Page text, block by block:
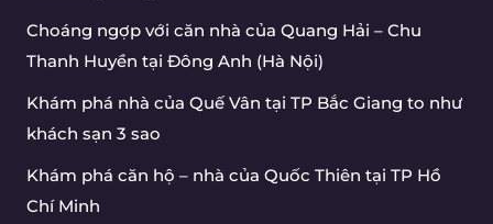
Choáng ngợp với căn nhà của Quang Hải – Chu
Thanh Huyền tại Đông Anh (Hà Nội)
Khám phá nhà của Quế Vân tại TP Bắc Giang to như
khách sạn 3 sao
Khám phá căn hộ – nhà của Quốc Thiên tại TP Hồ
Chí Minh